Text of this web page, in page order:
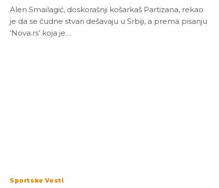
Alen Smailagić, doskorašnji košarkaš Partizana, rekao
je da se čudne stvari dešavaju u Srbiji, a prema pisanju
‘Nova.rs’ koja je…
Sportske Vesti